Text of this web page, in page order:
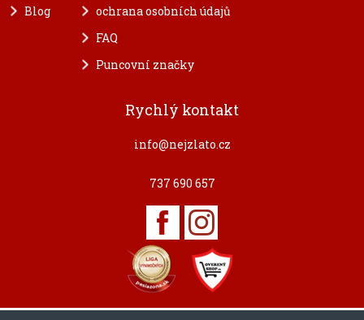
Blog
ochrana osobních údajů
FAQ
Puncovní značky
Rychlý kontakt
info@nejzlato.cz
737 690 657